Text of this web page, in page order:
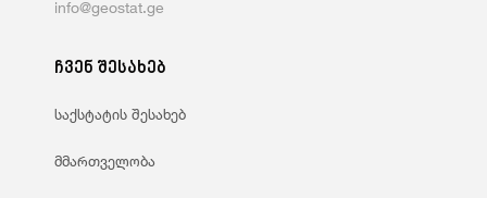
info@geostat.ge
ჩვენ შესახებ
საქსტატის შესახებ
მმართველობა